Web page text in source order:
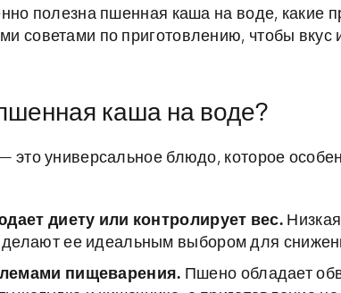
полезна пшенная каша на воде, какие
советами по приготовлению, чтобы вкус
каша на воде?
универсальное блюдо, которое
диету или контролирует вес.
ее идеальным выбором для
пищеварения. Пшено обладает